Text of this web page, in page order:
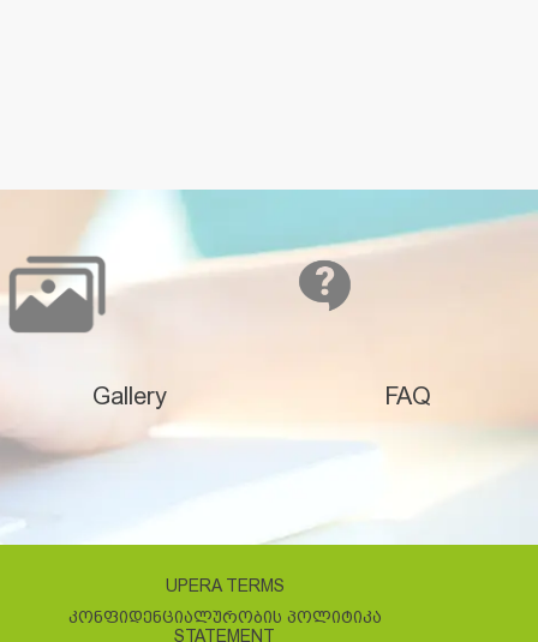
Gallery FAQ
UPERA TERMS
ᲙᲝᲜᲤᲘᲓᲔᲜᲪᲘᲐᲚᲣᲠᲝᲑᲘᲡ ᲞᲝᲚᲘᲢᲘᲙᲐ
STATEMENT